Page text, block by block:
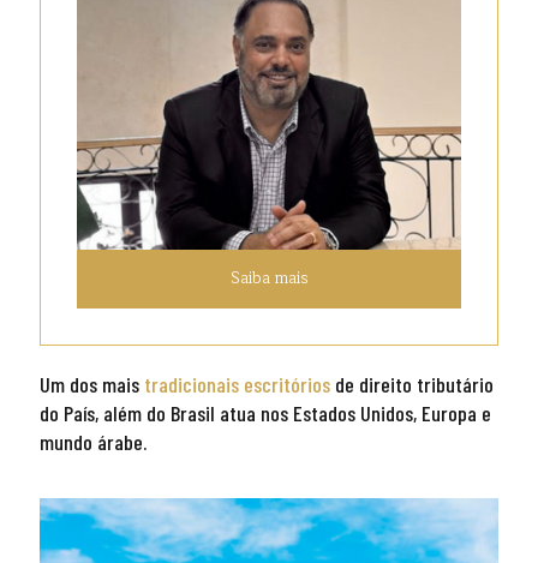
Saiba mais
Um dos mais tradicionais escritórios de direito tributário
do País, além do Brasil atua nos Estados Unidos, Europa e
mundo árabe.